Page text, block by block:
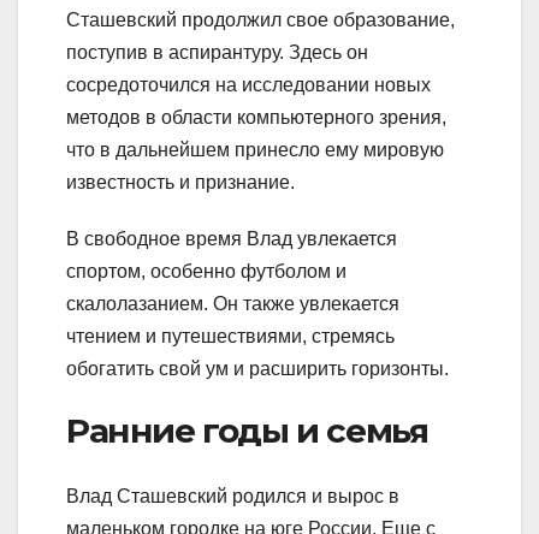
Сташевский продолжил свое образование,
поступив в аспирантуру. Здесь он
сосредоточился на исследовании новых
методов в области компьютерного зрения,
что в дальнейшем принесло ему мировую
известность и признание.
В свободное время Влад увлекается
спортом, особенно футболом и
скалолазанием. Он также увлекается
чтением и путешествиями, стремясь
обогатить свой ум и расширить горизонты.
Ранние годы и семья
Влад Сташевский родился и вырос в
маленьком городке на юге России. Еще с